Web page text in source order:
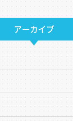
アーカイブ